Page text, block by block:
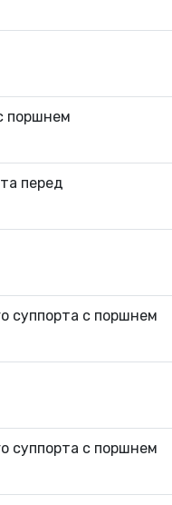
поршнем
перед
суппорта с поршнем
суппорта с поршнем